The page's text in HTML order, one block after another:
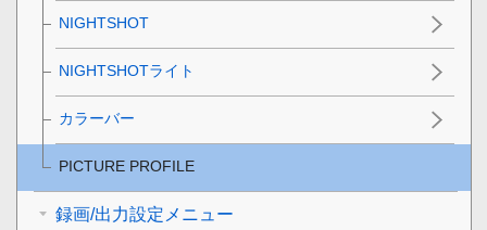
NIGHTSHOT
NIGHTSHOTライト
カラーバー
PICTURE PROFILE
録画/出力設定メニュー